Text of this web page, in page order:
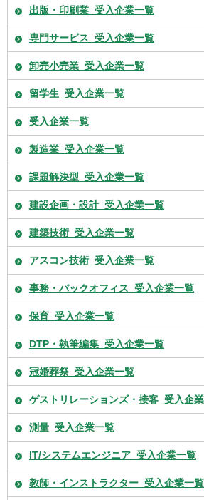
出版・印刷業_受入企業一覧
専門サービス_受入企業一覧
卸売小売業_受入企業一覧
留学生_受入企業一覧
受入企業一覧
製造業_受入企業一覧
課題解決型_受入企業一覧
建設企画・設計_受入企業一覧
建築技術_受入企業一覧
アスコン技術_受入企業一覧
事務・バックオフィス_受入企業一覧
保育_受入企業一覧
DTP・執筆編集_受入企業一覧
冠婚葬祭_受入企業一覧
ゲストリレーションズ・接客_受入企
測量_受入企業一覧
IT/システムエンジニア_受入企業一覧
教師・インストラクター_受入企業一覧